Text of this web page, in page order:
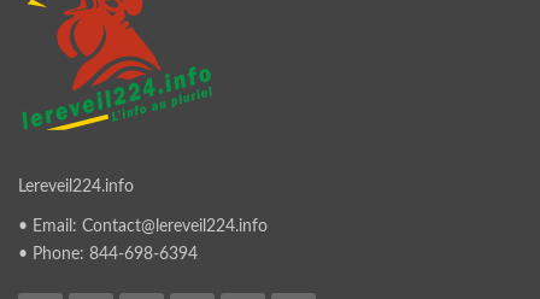
Lereveil224.info
• Email: Contact@lereveil224.info
• Phone: 844-698-6394